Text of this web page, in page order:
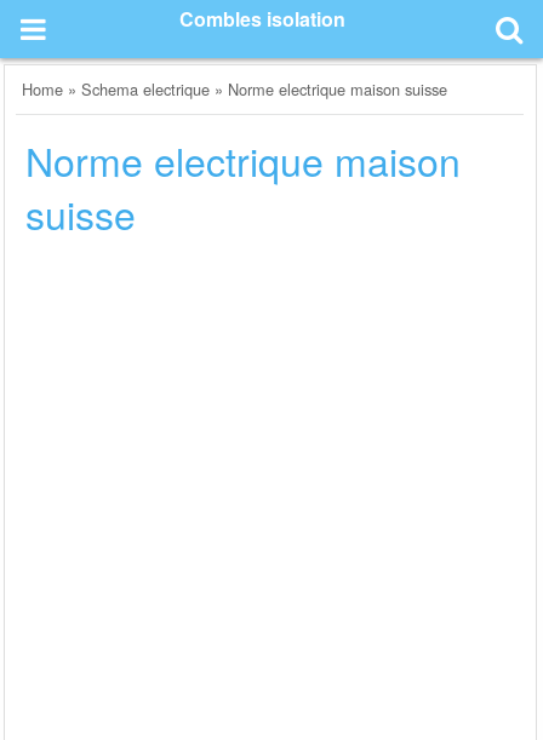
content
Combles isolation
Home »Schema electrique » Norme electrique maison suisse
Norme electrique maison
suisse